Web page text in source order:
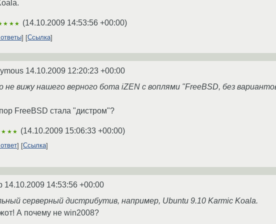
(14.10.2009 14:53:56 +00:00)
ответы Ссылка
14.10.2009 12:20:23 +00:00
не вижу нашего верного бота iZEN с воплями "FreeBSD, без
FreeBSD стала "дистром"?
(14.10.2009 15:06:33 +00:00)
Ссылка
14.10.2009 14:53:56 +00:00
серверный дистрибутив, например, Ubuntu 9.10 Karmic Koala.
А почему не win2008?